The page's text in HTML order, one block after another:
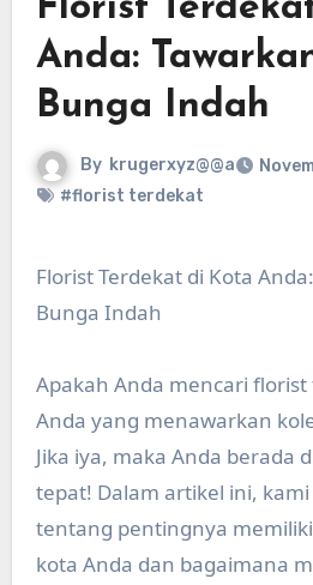
Florist
Anda:
Bunga Indah
By krugerxyz@@a
#florist terdekat
Florist Terdekat di Kota Anda: Tawarkan Koleksi
Bunga Indah
Apakah Anda mencari
Anda yang menawarkan
Jika iya, maka Anda berada
tepat! Dalam artikel ini,
tentang pentingnya
kota Anda dan bagaimana